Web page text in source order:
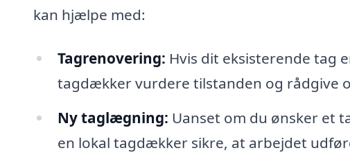
kan hjælpe med:
Tagrenovering: Hvis dit eksisterende tag
tagdækker vurdere tilstanden og rådgive
Ny taglægning: Uanset om du ønsker et
en lokal tagdækker sikre, at arbejdet